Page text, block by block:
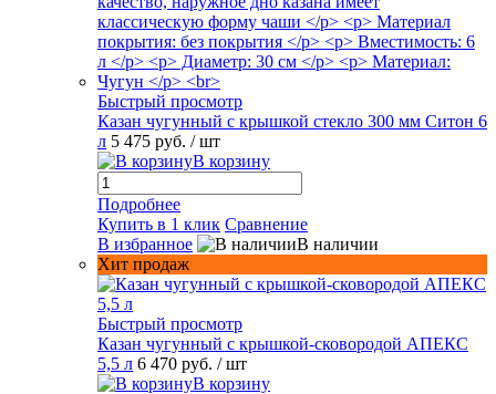
Быстрый просмотр
Казан чугунный с крышкой стекло 300 мм Ситон 6
л 5 475 руб. / шт
В корзину
Подробнее
Купить в 1 клик Сравнение
В избранное
В наличии
Хит продаж
Быстрый просмотр
Казан чугунный с крышкой-сковородой АПЕКС
5,5 л 6 470 руб. / шт
В корзину